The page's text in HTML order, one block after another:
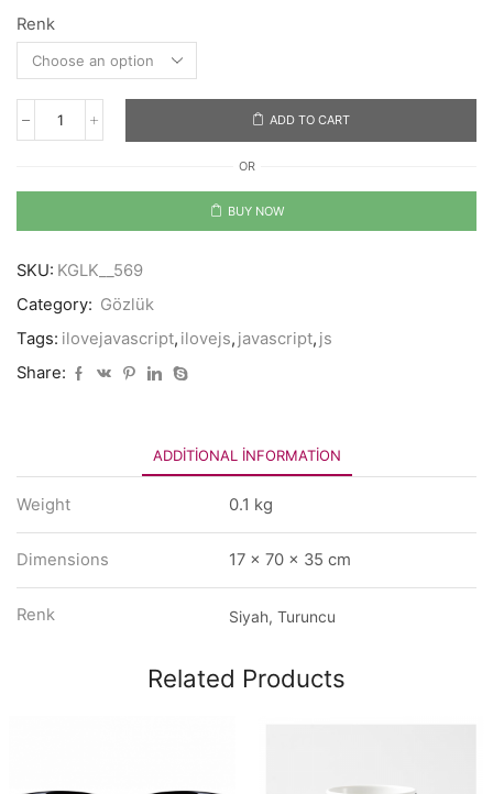
Renk
I
quantity
ADD TO CART
OR
BUY NOW
SKU: KGLK__569
Category: Gözlük
Tags: ilovejavascript, ilovejs, javascript, js
Share:
ADDITIONAL INFORMATION
Weight 0.1 kg
Dimensions 17 × 70 × 35 cm
Renk Siyah, Turuncu
Related Products